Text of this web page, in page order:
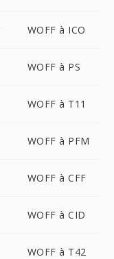
WOFF à ICO
WOFF à PS
WOFF à T11
WOFF à PFM
WOFF à CFF
WOFF à CID
WOFF à T42